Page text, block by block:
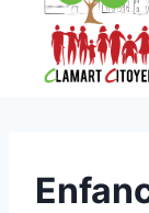
contenu
UNCATEGORIZED